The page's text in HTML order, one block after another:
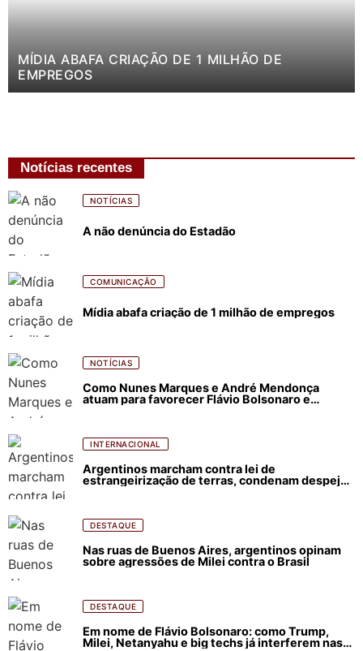
MÍDIA ABAFA CRIAÇÃO DE 1 MILHÃO DE
EMPREGOS
Notícias recentes
NOTÍCIAS
A não denúncia do Estadão
COMUNICAÇÃO
Mídia abafa criação de 1 milhão de empregos
NOTÍCIAS
Como Nunes Marques e André Mendonça
atuam para favorecer Flávio Bolsonaro e
INTERNACIONAL
Argentinos marcham contra lei de
estrangeirização de terras, condenam despejos
DESTAQUE
Nas ruas de Buenos Aires, argentinos opinam
sobre agressões de Milei contra o Brasil
DESTAQUE
Em nome de Flávio Bolsonaro: como Trump,
Milei, Netanyahu e big techs já interferem nas